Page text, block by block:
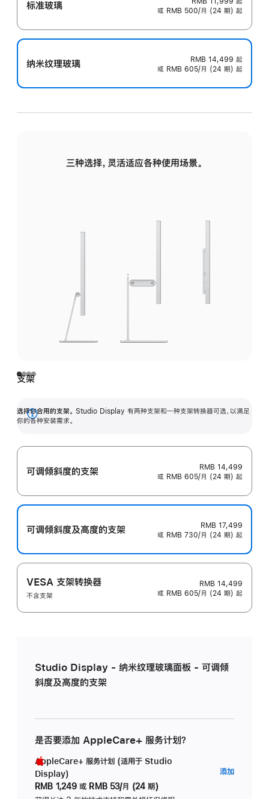
标准玻璃
或 RMB 500/月 (24 期) 起
纳米纹理玻璃 RMB 14,499 起
或 RMB 605/月 (24 期) 起
三种选择，灵活适应各种使用场景。
支架
选择你合用的支架。 Studio Display 有两种支架和一种支架转换器可选，以满足
你的各种安装需求。
展
可调倾斜度的支架
RMB 14,499
或 RMB 605/月 (24 期) 起
可调倾斜度及高‍度的支‍架
RMB 17,499
或 RMB 730/月 (24 期) 起
VESA 支架转换器
不含支架
RMB 14,499
或 RMB 605/月 (24 期) 起
Studio Display - 纳米纹理玻璃面板 - 可调倾
斜度及高度的支架
是否要添加 AppleCare+ 服务计划？
AppleCare+ 服务计划 (适用于 Studio
Display)
RMB 1,249 或 RMB 53/月 (24 期)
添加